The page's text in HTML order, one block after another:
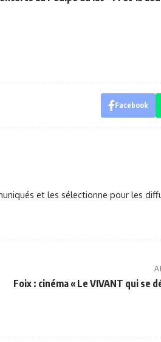
Facebook
et les sélectionne pour les
Foix : cinéma « Le VIVANT qui se